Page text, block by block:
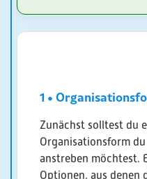
1 •
Zunächst solltest du
Organisationsform
anstreben möchtest.
Optionen, aus denen